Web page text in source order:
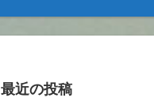
最近の投稿